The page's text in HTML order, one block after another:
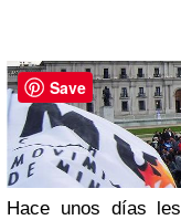
Hace unos días
Save